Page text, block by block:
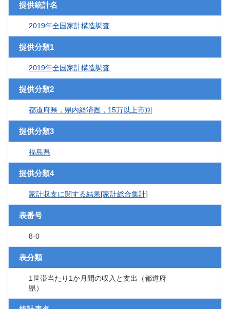
提供統計名
2019年全国家計構造調査
提供分類1
2019年全国家計構造調査
提供分類2
都道府県，県内経済圏，15万以上市別
提供分類3
福島県
提供分類4
家計収支に関する結果[家計総合集計]
表番号
8-0
表分類
1世帯当たり1か月間の収入と支出（都道府
県）